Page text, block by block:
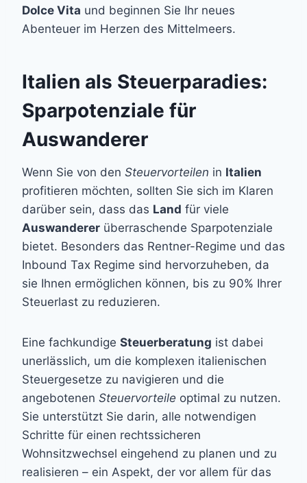
Dolce Vita und beginnen Sie Ihr neues
Abenteuer im Herzen des Mittelmeers.
Italien als Steuerparadies:
Sparpotenziale für
Auswanderer
Wenn Sie von den Steuervorteilen in Italien
profitieren möchten, sollten Sie sich im Klaren
darüber sein, dass das Land für viele
Auswanderer überraschende Sparpotenziale
bietet. Besonders das Rentner-Regime und das
Inbound Tax Regime sind hervorzuheben, da
sie Ihnen ermöglichen können, bis zu 90% Ihrer
Steuerlast zu reduzieren.
Eine fachkundige Steuerberatung ist dabei
unerlässlich, um die komplexen italienischen
Steuergesetze zu navigieren und die
angebotenen Steuervorteile optimal zu nutzen.
Sie unterstützt Sie darin, alle notwendigen
Schritte für einen rechtssicheren
Wohnsitzwechsel eingehend zu planen und zu
realisieren – ein Aspekt, der vor allem für das